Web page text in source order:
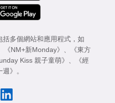
括多個網站和應用程式，如
《NM+新Monday》 、
《東方
Kiss 親子童萌》 、
《經
》 。